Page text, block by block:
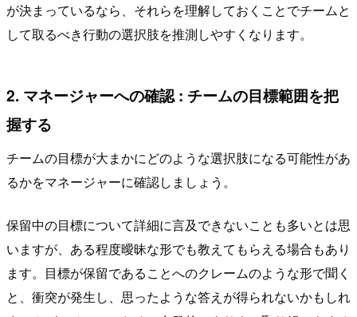
が決まっているなら、それらを理解しておくことでチームと
して取るべき行動の選択肢を推測しやすくなります。
2. マネージャーへの確認 : チームの目標範囲を把
握する
チームの目標が大まかにどのような選択肢になる可能性があ
るかをマネージャーに確認しましょう。
保留中の目標について詳細に言及できないことも多いとは思
いますが、ある程度曖昧な形でも教えてもらえる場合もあり
ます。目標が保留であることへのクレームのような形で聞く
と、衝突が発生し、思ったような答えが得られないかもしれ